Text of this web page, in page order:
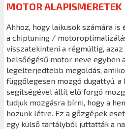
MOTOR ALAPISMERETEK
Ahhoz, hogy laikusok számára
a chiptuning /
visszatekinteni a régmúltig, azaz
belsőégésű motor neve egyben
legelterjedtebb megoldás,
függőlegesen mozgó dugattyú,
segítségével állít elő forgó
tudjuk mozgásra bírni, hogy a
hozunk létre. Ez a gőzgépek
egy külső tartályból juttatták a